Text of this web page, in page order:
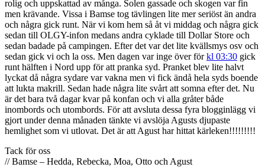
rolig och uppskattad av många. Solen gassade och skogen var fin
men krävande. Vissa i Bamse tog tävlingen lite mer seriöst än andra
och några gick runt. När vi kom hem så åt vi middag och några gick
sedan till OLGY-infon medans andra cyklade till Dollar Store och
sedan badade på campingen. Efter det var det lite kvällsmys osv och
sedan gick vi och la oss. Men dagen var inge över för kl 03:30 gick
runt hälften i Nord upp för att pranka syd. Pranket blev lite halvt
lyckat då några sydare var vakna men vi fick ändå hela syds boende
att lukta makrill. Sedan hade några lite svårt att somna efter det. Nu
är det bara två dagar kvar på konfan och vi alla gråter både
inombords och utombords. För att avsluta dessa fyra blogginlägg vi
gjort under denna månaden tänkte vi avslöja Agusts djupaste
hemlighet som vi utlovat. Det är att Agust har hittat kärleken!!!!!!!!!
Tack för oss
// Bamse – Hedda, Rebecka, Moa, Otto och Agust